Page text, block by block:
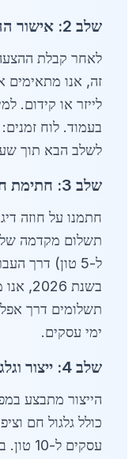
שלב 2: אישור ההצעה ובחירת מפרט
זה, אנו מתאימים
לייזר או קידום.
בעמוד. לוח
לשלב הבא תוך
שלב 3: חתימת חוזה ומקדמה
חתמנו על חוזה
ל-5 טון) דרך
בשנת
ימי עסקים.
שלב 4: ייצור וגלגול הפלדה
הייצור מתבצע
עסקים